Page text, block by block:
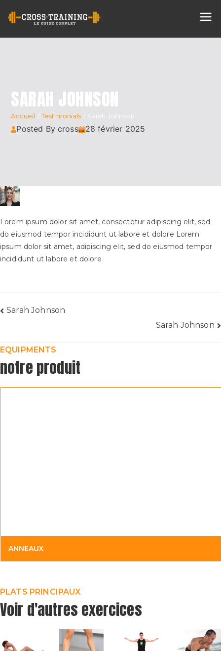
Cross
SARAH JOHNSON
Accueil Testimonials Sarah Johnson
Posted By cross 28 février 2025
Lorem ipsum dolor sit amet, consectetur adipiscing elit, sed
do eiusmod tempor incididunt ut labore et dolore Lorem
ipsum dolor sit amet, adipiscing elit, sed do eiusmod tempor
incididunt ut labore et dolore
Sarah Johnson
Sarah Johnson
EQUIPMENTS
notre produit
ANNEAUX
PLATS PRINCIPAUX
Voir d'autres exercices